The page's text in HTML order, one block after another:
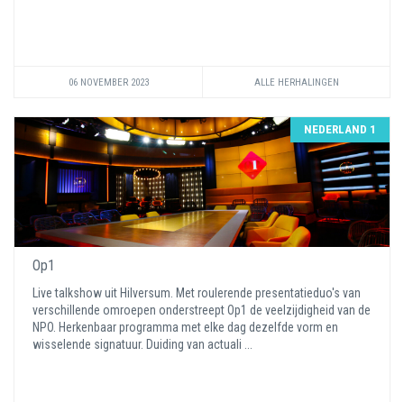
06 NOVEMBER 2023 ALLE HERHALINGEN
NEDERLAND 1
Op1
Live talkshow uit Hilversum. Met roulerende presentatieduo's van
verschillende omroepen onderstreept Op1 de veelzijdigheid van de
NPO. Herkenbaar programma met elke dag dezelfde vorm en
wisselende signatuur. Duiding van actuali ...